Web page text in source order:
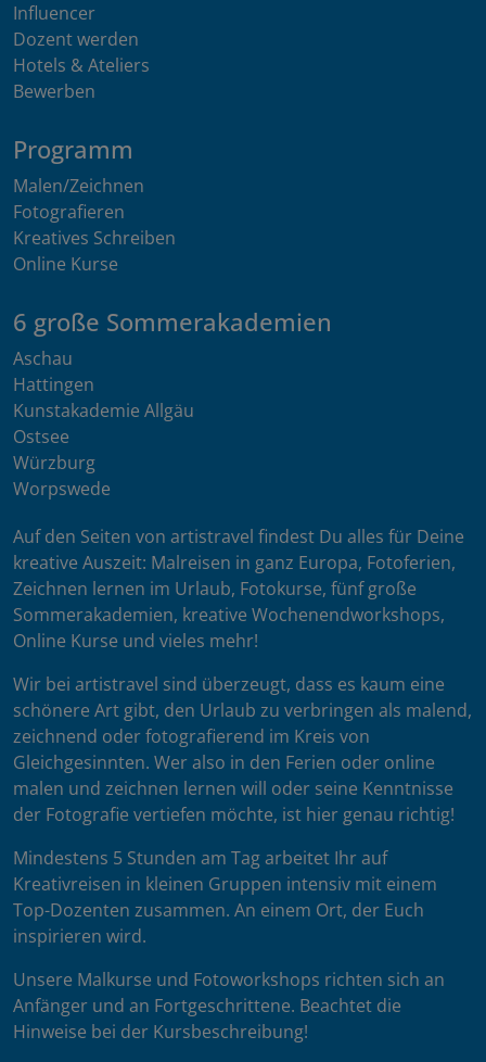
Influencer
Dozent werden
Hotels & Ateliers
Bewerben
Programm
Malen/Zeichnen
Fotografieren
Kreatives Schreiben
Online Kurse
6 große Sommerakademien
Aschau
Hattingen
Kunstakademie Allgäu
Ostsee
Würzburg
Worpswede
Auf den Seiten von artistravel findest Du alles für Deine
kreative Auszeit: Malreisen in ganz Europa, Fotoferien,
Zeichnen lernen im Urlaub, Fotokurse, fünf große
Sommerakademien, kreative Wochenendworkshops,
Online Kurse und vieles mehr!
Wir bei artistravel sind überzeugt, dass es kaum eine
schönere Art gibt, den Urlaub zu verbringen als malend,
zeichnend oder fotografierend im Kreis von
Gleichgesinnten. Wer also in den Ferien oder online
malen und zeichnen lernen will oder seine Kenntnisse
der Fotografie vertiefen möchte, ist hier genau richtig!
Mindestens 5 Stunden am Tag arbeitet Ihr auf
Kreativreisen in kleinen Gruppen intensiv mit einem
Top-Dozenten zusammen. An einem Ort, der Euch
inspirieren wird.
Unsere Malkurse und Fotoworkshops richten sich an
Anfänger und an Fortgeschrittene. Beachtet die
Hinweise bei der Kursbeschreibung!